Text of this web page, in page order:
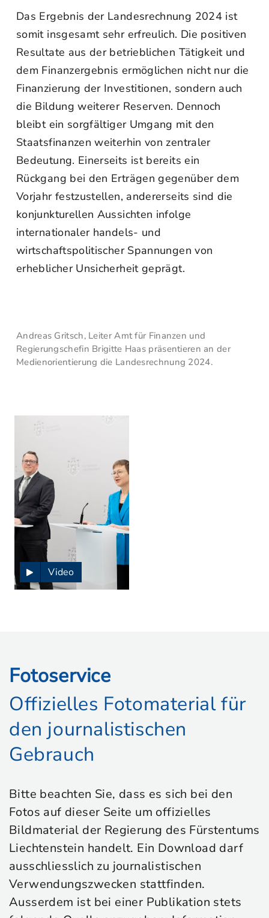
Das Ergebnis der Landesrechnung 2024 ist
somit insgesamt sehr erfreulich. Die positiven
Resultate aus der betrieblichen Tätigkeit und
dem Finanzergebnis ermöglichen nicht nur die
Finanzierung der Investitionen, sondern auch
die Bildung weiterer Reserven. Dennoch
bleibt ein sorgfältiger Umgang mit den
Staatsfinanzen weiterhin von zentraler
Bedeutung. Einerseits ist bereits ein
Rückgang bei den Erträgen gegenüber dem
Vorjahr festzustellen, andererseits sind die
konjunkturellen Aussichten infolge
internationaler handels- und
wirtschaftspolitischer Spannungen von
erheblicher Unsicherheit geprägt.
Andreas Gritsch, Leiter Amt für Finanzen und
Regierungschefin Brigitte Haas präsentieren an der
Medienorientierung die Landesrechnung 2024.
Video
Fotoservice
Offizielles Fotomaterial für
den journalistischen
Gebrauch
Bitte beachten Sie, dass es sich bei den
Fotos auf dieser Seite um offizielles
Bildmaterial der Regierung des Fürstentums
Liechtenstein handelt. Ein Download darf
ausschliesslich zu journalistischen
Verwendungszwecken stattfinden.
Ausserdem ist bei einer Publikation stets